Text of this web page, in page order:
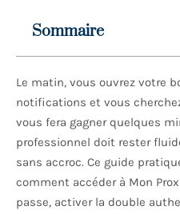
Sommaire
Le matin, vous ouvrez votre
notifications et vous
vous fera gagner quelques
professionnel doit rester
sans accroc. Ce guide
comment accéder à Mon
passe, activer la double